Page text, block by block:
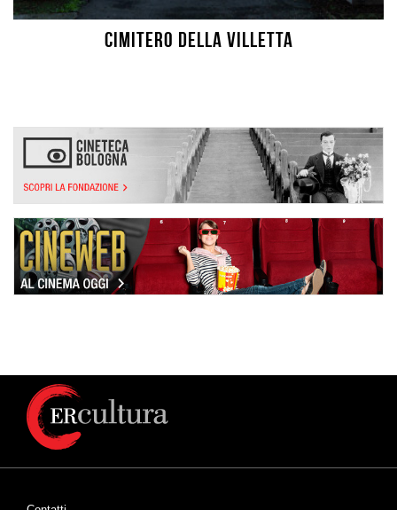
Cimitero della Villetta